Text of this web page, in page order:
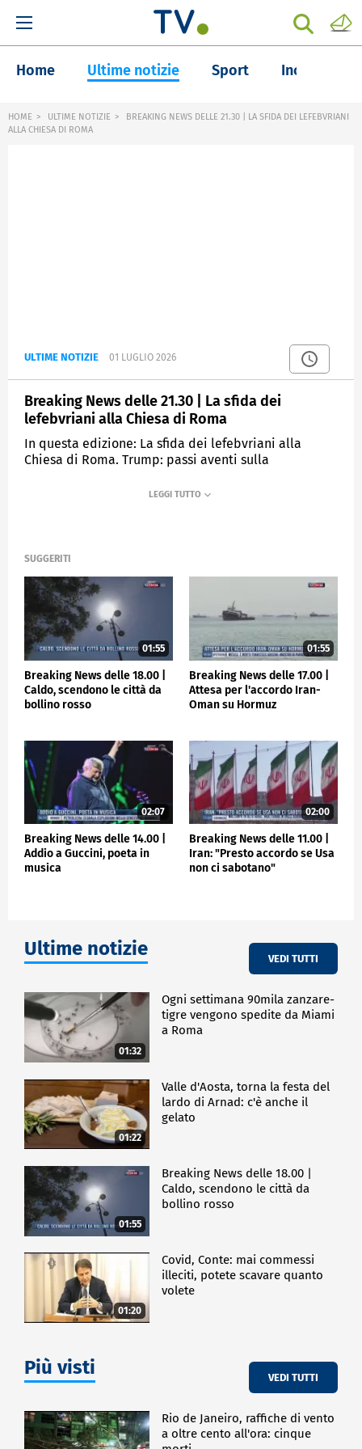
Home Ultime notizie Sport Inchieste
HOME ULTIME NOTIZIE
BREAKING NEWS DELLE 21.30 | LA SFIDA DEI LEFEBVRIANI
ALLA CHIESA DI ROMA
ULTIME NOTIZIE 01 LUGLIO 2026
Breaking News delle 21.30 | La sfida dei
lefebvriani alla Chiesa di Roma
In questa edizione: La sfida dei lefebvriani alla
Chiesa di Roma. Trump: passi aventi sulla
l'intervento di Tajani. Sinner avanza a Wimbledon,
SUGGERITI
01:55
Breaking News delle 18.00 |
Caldo, scendono le città da
bollino rosso
01:55
Breaking News delle 17.00 |
Attesa per l'accordo Iran-
Oman su Hormuz
02:07
Breaking News delle 14.00 |
Addio a Guccini, poeta in
musica
02:00
Breaking News delle 11.00 |
Iran: "Presto accordo se Usa
non ci sabotano"
Ultime notizie VEDI TUTTI
01:32
Ogni settimana 90mila zanzare-
tigre vengono spedite da Miami
a Roma
01:22
Valle d'Aosta, torna la festa del
lardo di Arnad: c'è anche il
gelato
01:55
Breaking News delle 18.00 |
Caldo, scendono le città da
bollino rosso
01:20
Covid, Conte: mai commessi
illeciti, potete scavare quanto
volete
Più visti VEDI TUTTI
Rio de Janeiro, raffiche di vento
a oltre cento all'ora: cinque